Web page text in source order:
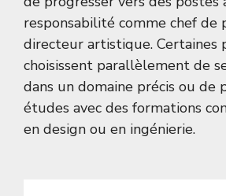
responsabilité comme chef de
directeur artistique. Certaines
choisissent parallèlement de
dans un domaine précis ou de
études avec des formations
en design ou en ingénierie.